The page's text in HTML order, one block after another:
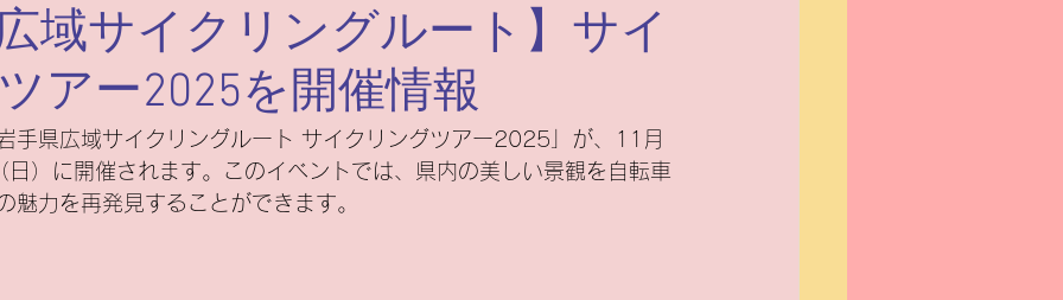
ヂストンサイクル 旅 点検 ヤマハ 原付一種
トフリーク こども スズキ 電動スクーター 除雪機・汎用品
広域サイクリングルート】サイ
アー2025を開催情報
手県広域サイクリングルート サイクリングツアー2025」が、11月
）に開催されます。このイベントでは、県内の美しい景観を自転車
魅力を再発見することができます。